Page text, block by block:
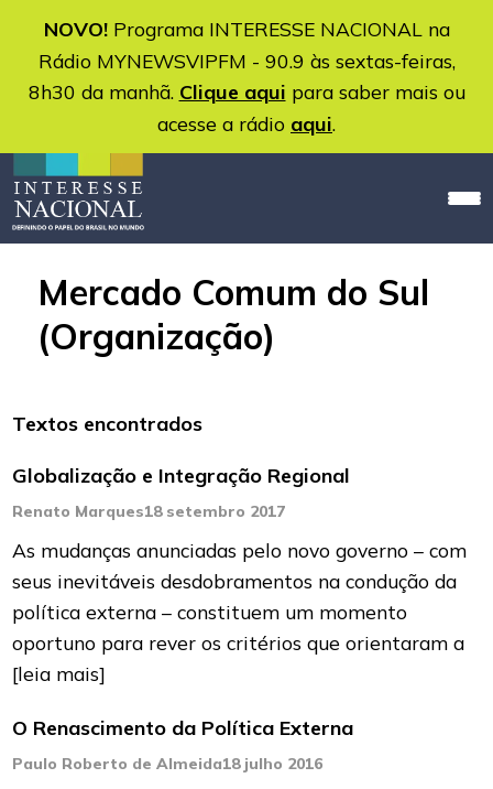
NOVO!Programa INTERESSE NACIONAL na
Rádio MYNEWSVIPFM - 90.9 às sextas-feiras,
8h30 da manhã. Clique aqui para saber mais ou
acesse a rádio aqui.
Mercado Comum do Sul
(Organização)
Textos encontrados
Globalização e Integração Regional
Renato Marques18 setembro 2017
As mudanças anunciadas pelo novo governo – com
seus inevitáveis desdobramentos na condução da
política externa – constituem um momento
oportuno para rever os critérios que orientaram a
[leia mais]
O Renascimento da Política Externa
Paulo Roberto de Almeida18 julho 2016